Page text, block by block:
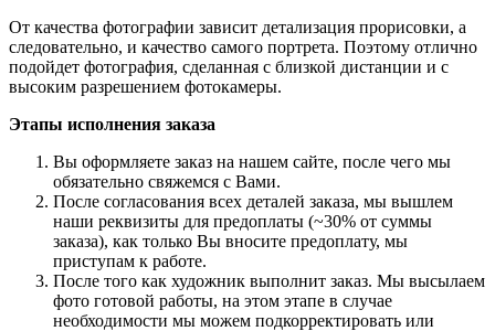
От качества фотографии зависит детализация прорисовки, а
следовательно, и качество самого портрета. Поэтому отлично
подойдет фотография, сделанная с близкой дистанции и с
высоким разрешением фотокамеры.
Этапы исполнения заказа
Вы оформляете заказ на нашем сайте, после чего мы
обязательно свяжемся с Вами.
После согласования всех деталей заказа, мы вышлем
наши реквизиты для предоплаты (~30% от суммы
заказа), как только Вы вносите предоплату, мы
приступам к работе.
После того как художник выполнит заказ. Мы высылаем
фото готовой работы, на этом этапе в случае
необходимости мы можем подкорректировать или